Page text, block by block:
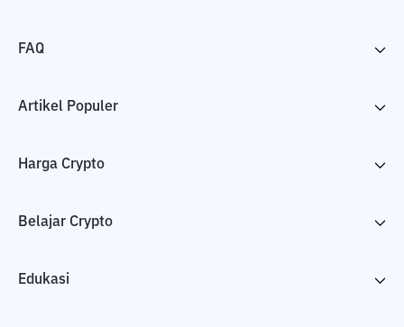
FAQ
Artikel Populer
Harga Crypto
Belajar Crypto
Edukasi